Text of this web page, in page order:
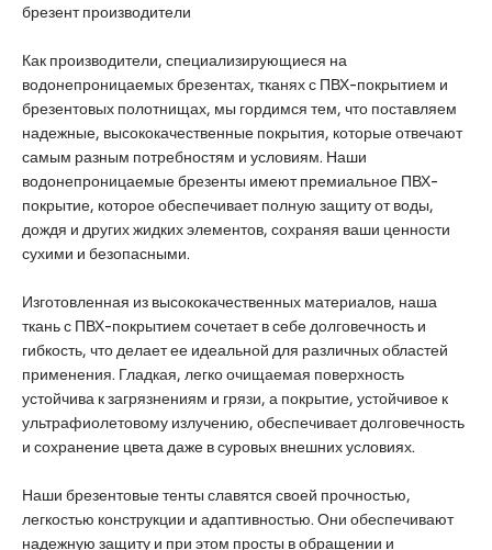
брезент производители
Как производители, специализирующиеся на
водонепроницаемых брезентах, тканях с ПВХ-покрытием и
брезентовых полотнищах, мы гордимся тем, что поставляем
надежные, высококачественные покрытия, которые отвечают
самым разным потребностям и условиям. Наши
водонепроницаемые брезенты имеют премиальное ПВХ-
покрытие, которое обеспечивает полную защиту от воды,
дождя и других жидких элементов, сохраняя ваши ценности
сухими и безопасными.
Изготовленная из высококачественных материалов, наша
ткань с ПВХ-покрытием сочетает в себе долговечность и
гибкость, что делает ее идеальной для различных областей
применения. Гладкая, легко очищаемая поверхность
устойчива к загрязнениям и грязи, а покрытие, устойчивое к
ультрафиолетовому излучению, обеспечивает долговечность
и сохранение цвета даже в суровых внешних условиях.
Наши брезентовые тенты славятся своей прочностью,
легкостью конструкции и адаптивностью. Они обеспечивают
надежную защиту и при этом просты в обращении и